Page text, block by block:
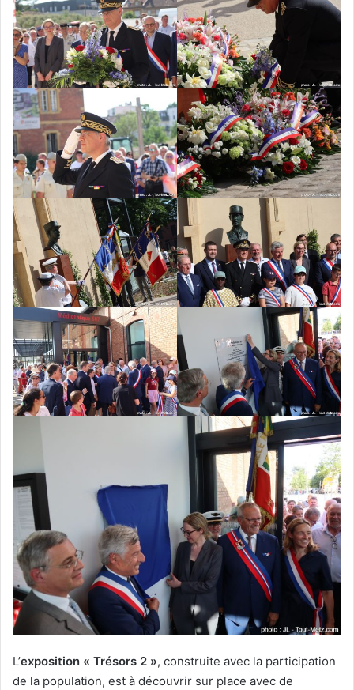
L’exposition « Trésors 2 », construite avec la participation
de la population, est à découvrir sur place avec de